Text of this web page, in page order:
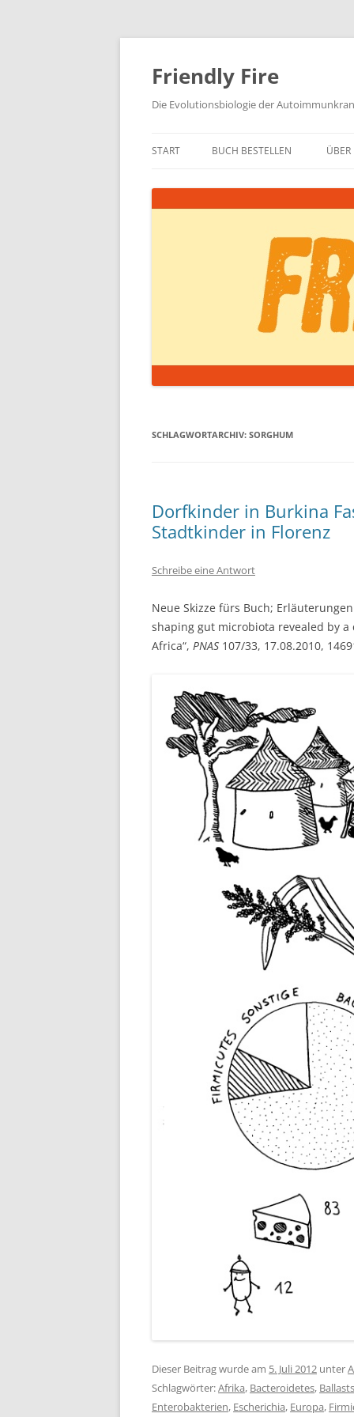
Zum
springen
Friendly Fire
Die Evolutionsbiologie der
START BUCH BESTELLEN ÜBER
SCHLAGWORTARCHIV: SORGHUM
Dorfkinder in Burkina
Stadtkinder in Florenz
Schreibe eine Antwort
Neue Skizze fürs Buch;
shaping gut microbiota revealed by
Africa“, PNAS 107/33, 17.08.2010,
Dieser Beitrag wurde am 5. Juli 2012 unter
Schlagwörter:Afrika, Bacteroidetes,
Enterobakterien, Escherichia, Europa,